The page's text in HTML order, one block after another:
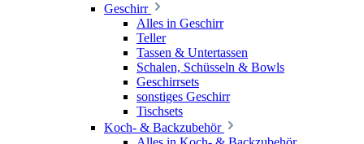
Geschirr
Alles in Geschirr
Teller
Tassen & Untertassen
Schalen, Schüsseln & Bowls
Geschirrsets
sonstiges Geschirr
Tischsets
Koch- & Backzubehör